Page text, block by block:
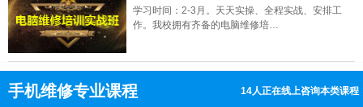
学习时间：2-3月。天天实操、全程实战、安排工
作。我校拥有齐备的电脑维修培…
手机维修专业课程 5人正在线上咨询本类课程